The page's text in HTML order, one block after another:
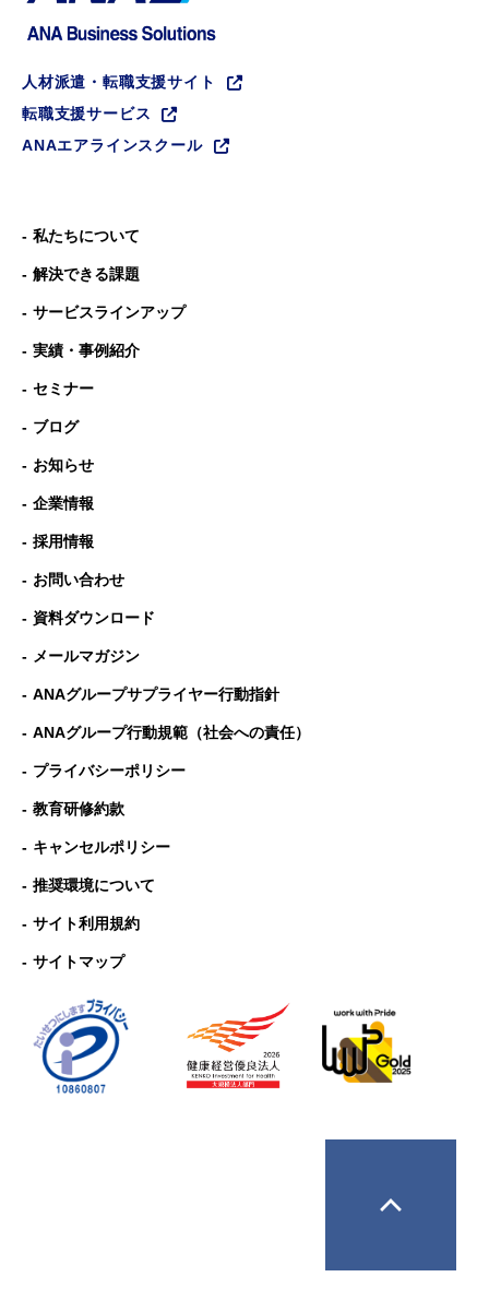
人材派遣・転職支援サイト
転職支援サービス
ANAエアラインスクール
私たちについて
解決できる課題
サービスラインアップ
実績・事例紹介
セミナー
ブログ
お知らせ
企業情報
採用情報
お問い合わせ
資料ダウンロード
メールマガジン
ANAグループサプライヤー行動指針
ANAグループ⾏動規範（社会への責任）
プライバシーポリシー
教育研修約款
キャンセルポリシー
推奨環境について
サイト利用規約
サイトマップ